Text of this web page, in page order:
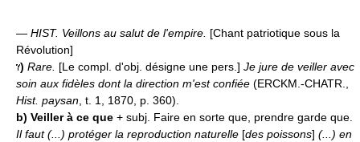
— HIST. Veillons au salut de l'empire. [Chant patriotique sous la
Révolution]
) Rare. [Le compl. d'obj. désigne une pers.] Je jure de veiller avec
soin aux fidèles dont la direction m'est confiée (ERCKM.-CHATR.,
Hist. paysan, t. 1, 1870, p. 360).
b) Veiller à ce que + subj. Faire en sorte que, prendre garde que.
Il faut (...) protéger la reproduction naturelle [des poissons] (...) en